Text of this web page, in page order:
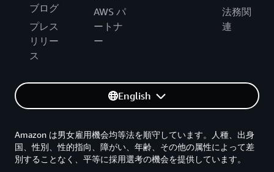
ブログ
プレス
リリー
ス
AWS パ
ートナ
ー
法務関
連
English
Amazon は男女雇用機会均等法を順守しています。人種、出身
国、性別、性的指向、障がい、年齢、その他の属性によって差
別することなく、平等に採用選考の機会を提供しています。